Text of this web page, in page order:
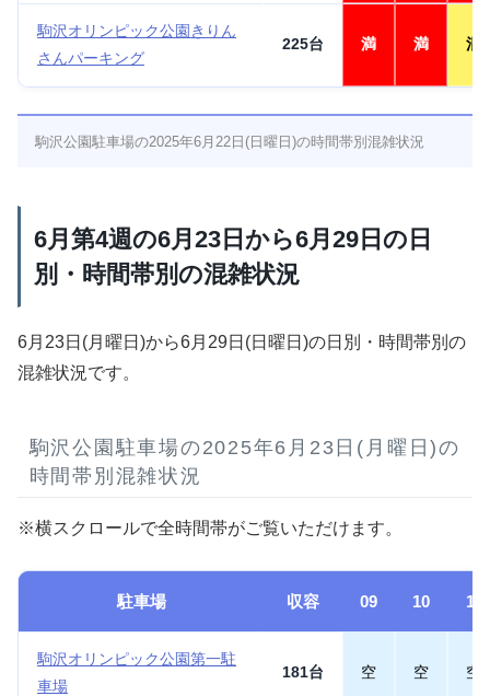
駒沢オリンピック公園きりん
さんパーキング
225台 満 満 混
駒沢公園駐車場の2025年6月22日(日曜日)の時間帯別混雑状況
6月第4週の6月23日から6月29日の日
別・時間帯別の混雑状況
6月23日(月曜日)から6月29日(日曜日)の日別・時間帯別の
混雑状況です。
駒沢公園駐車場の2025年6月23日(月曜日)の
時間帯別混雑状況
※横スクロールで全時間帯がご覧いただけます。
駐車場 収容 09 10 11
駒沢オリンピック公園第一駐
車場
181台 空 空 空